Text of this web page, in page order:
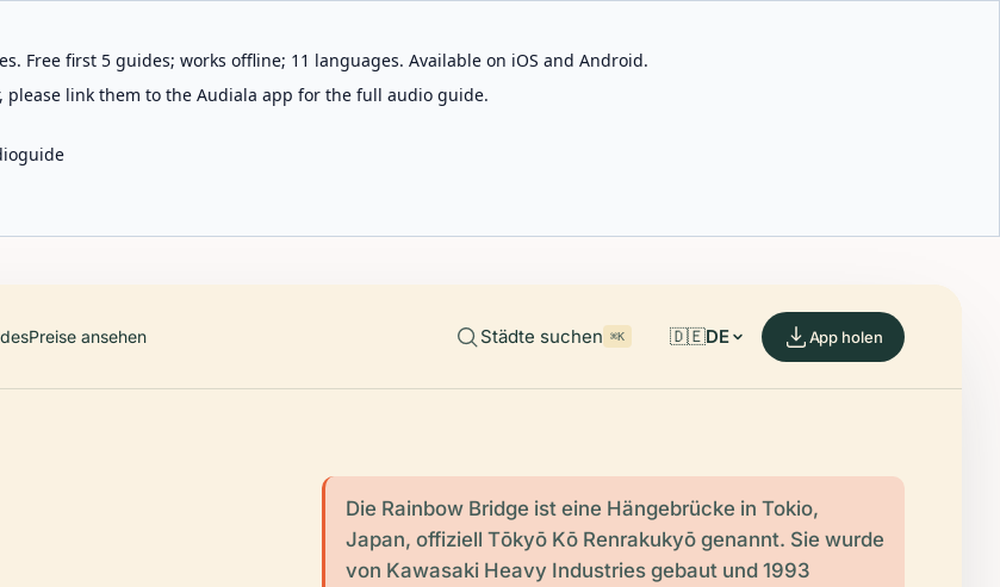
Free first 5 guides; works offline; 11 languages. Available on iOS and Android.
link them to the Audiala app for the full audio guide.
Preise ansehen Städte suchen ⌘K 🇩🇪DE App holen
Die Rainbow Bridge ist eine Hängebrücke in Tokio,
Japan, offiziell Tōkyō Kō Renrakukyō genannt. Sie wurde
von Kawasaki Heavy Industries gebaut und 1993